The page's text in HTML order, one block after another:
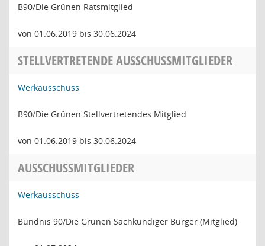
B90/Die Grünen Ratsmitglied
von 01.06.2019 bis 30.06.2024
STELLVERTRETENDE AUSSCHUSSMITGLIEDER
Werkausschuss
B90/Die Grünen Stellvertretendes Mitglied
von 01.06.2019 bis 30.06.2024
AUSSCHUSSMITGLIEDER
Werkausschuss
Bündnis 90/Die Grünen Sachkundiger Bürger (Mitglied)